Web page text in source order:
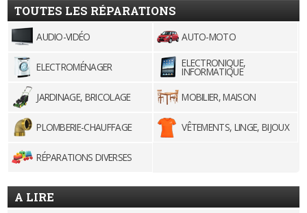
TOUTES LES RÉPARATIONS
AUDIO-VIDÉO AUTO-MOTO
ELECTROMÉNAGER ELECTRONIQUE,
INFORMATIQUE
JARDINAGE, BRICOLAGE
MOBILIER, MAISON
PLOMBERIE-CHAUFFAGE VÊTEMENTS, LINGE, BIJOUX
RÉPARATIONS DIVERSES
A LIRE